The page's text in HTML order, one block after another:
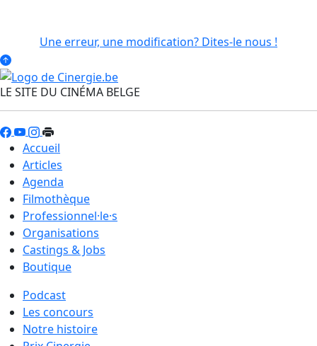
Une erreur, une modification? Dites-le nous !
LE SITE DU CINÉMA BELGE
Accueil
Articles
Agenda
Filmothèque
Professionnel·le·s
Organisations
Castings & Jobs
Boutique
Podcast
Les concours
Notre histoire